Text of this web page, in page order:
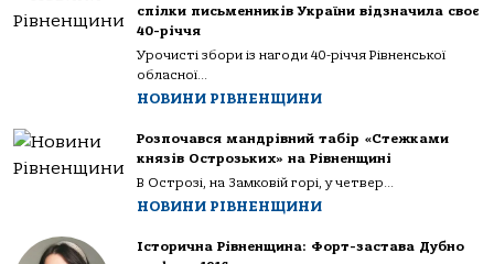
спілки письменників України відзначила своє
40-річчя
Урочисті збори із нагоди 40-річчя Рівненської
обласної...
НОВИНИ РІВНЕНЩИНИ
Розпочався мандрівний табір «Стежками
князів Острозьких» на Рівненщині
В Острозі, на Замковій горі, у четвер...
НОВИНИ РІВНЕНЩИНИ
Історична Рівненщина: Форт-застава Дубно